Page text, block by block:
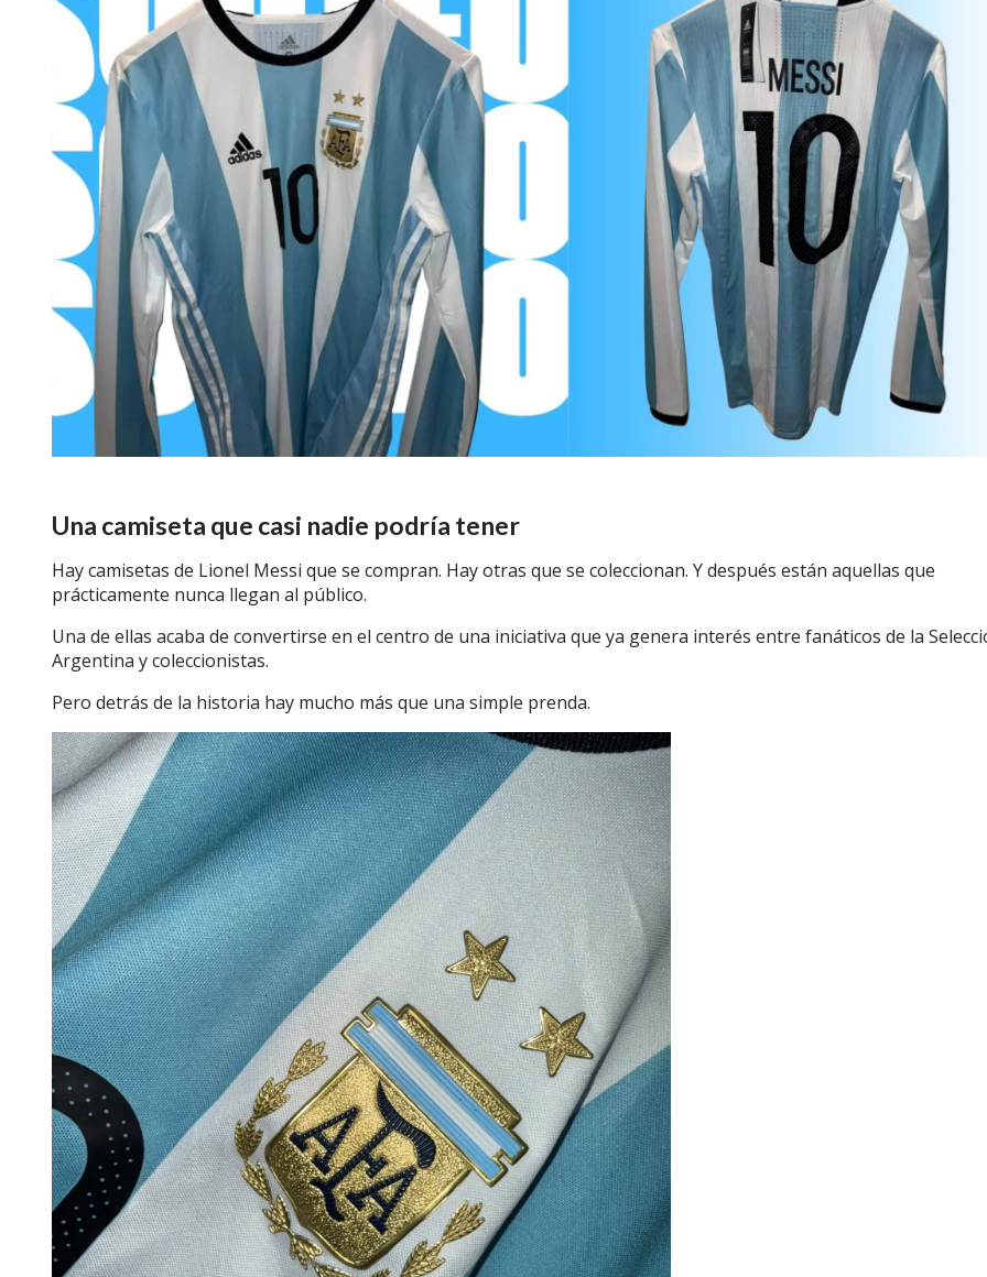
Una camiseta que casi nadie podría tener
Hay camisetas de Lionel Messi que se compran. Hay otras que se coleccionan. Y después están aquellas que
prácticamente nunca llegan al público.
Una de ellas acaba de convertirse en el centro de una iniciativa que ya genera interés entre fanáticos de la
Argentina y coleccionistas.
Pero detrás de la historia hay mucho más que una simple prenda.